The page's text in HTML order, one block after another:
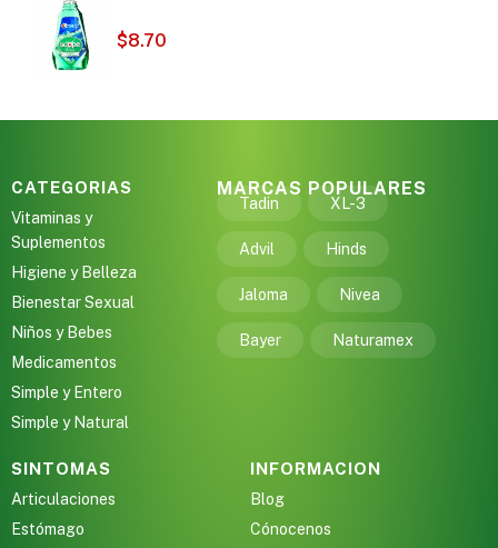
$8.70
CATEGORIAS
Vitaminas y
Suplementos
Higiene y Belleza
Bienestar Sexual
Niños y Bebes
Medicamentos
Simple y Entero
Simple y Natural
MARCAS POPULARES
Tadin XL-3
Advil Hinds
Jaloma Nivea
Bayer Naturamex
SINTOMAS
Articulaciones
Estómago
INFORMACION
Blog
Cónocenos